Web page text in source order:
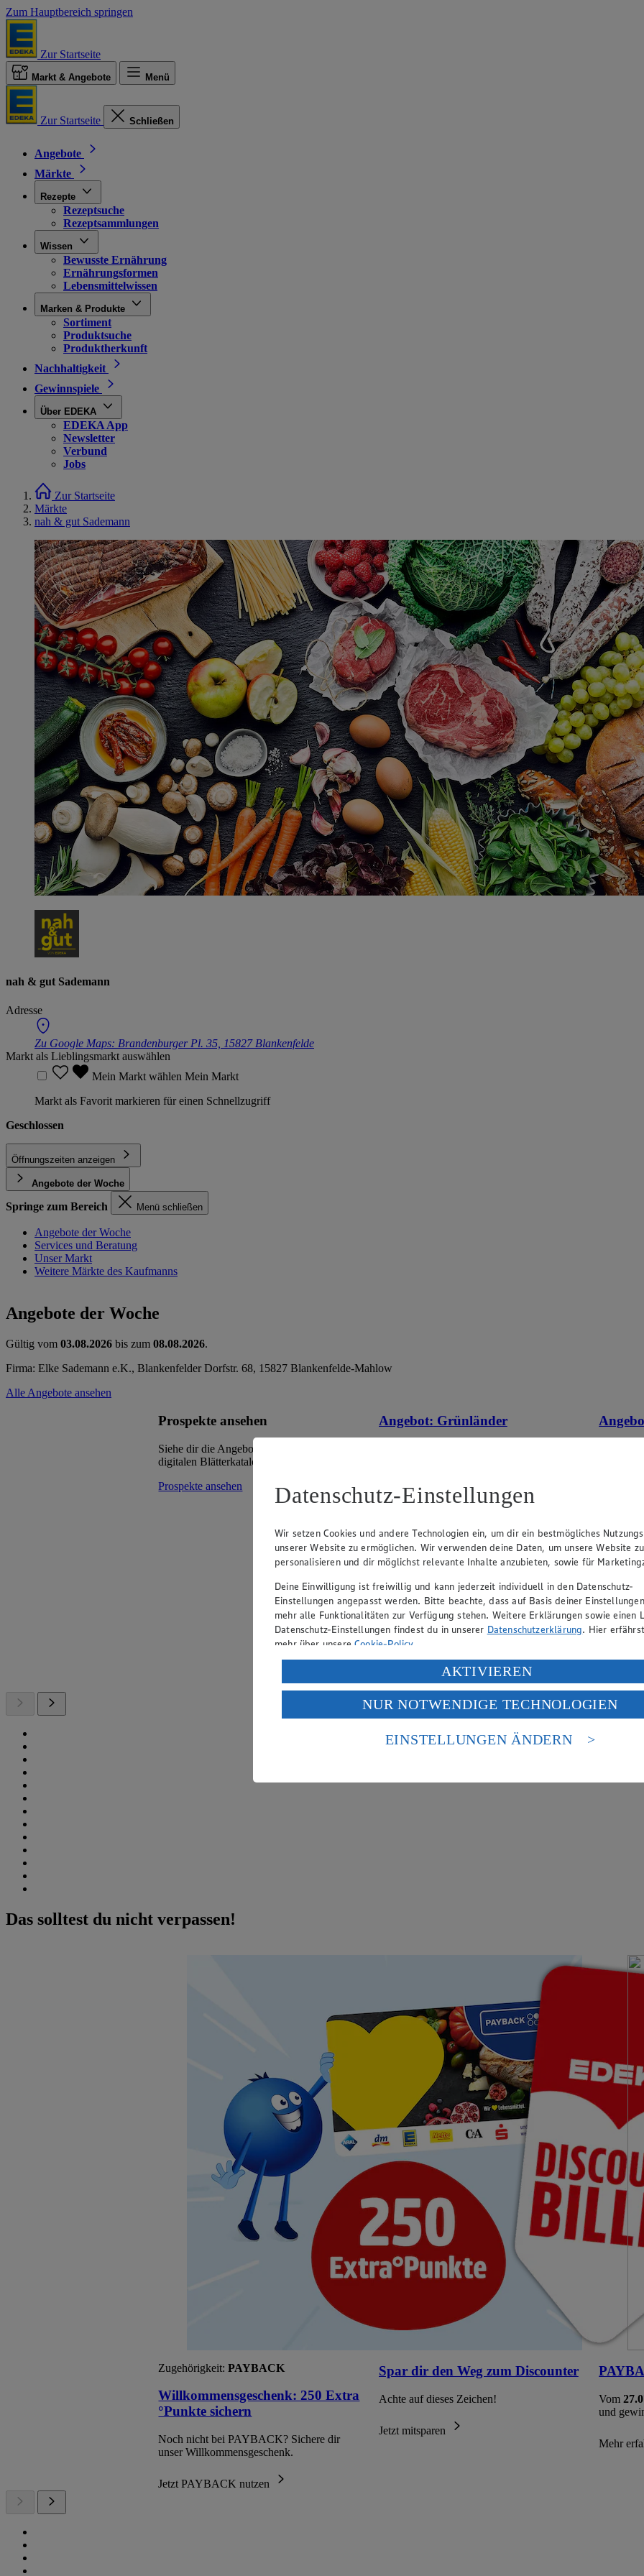
Zum Hauptbereich springen
Zur Startseite
Markt & Angebote Menü
Zur Startseite Schließen
Angebote
Märkte
Rezepte
Rezeptsuche
Rezeptsammlungen
Wissen
Bewusste Ernährung
Ernährungsformen
Lebensmittelwissen
Marken & Produkte
Sortiment
Produktsuche
Produktherkunft
Nachhaltigkeit
Gewinnspiele
Über EDEKA
EDEKA App
Newsletter
Verbund
Jobs
Zur Startseite
Märkte
nah & gut Sademann
nah & gut Sademann
Adresse
Zu Google Maps: Brandenburger Pl. 35, 15827 Blankenfelde
Markt als Lieblingsmarkt auswählen
Mein Markt wählen Mein Markt
Markt als Favorit markieren für einen Schnellzugriff
Geschlossen
Öffnungszeiten anzeigen
Angebote der Woche
Springe zum Bereich Menü schließen
Angebote der Woche
Services und Beratung
Unser Markt
Weitere Märkte des Kaufmanns
Angebote der Woche
Gültig vom 03.08.2026 bis zum 08.08.2026.
Firma: Elke Sademann e.K., Blankenfelder Dorfstr. 68, 15827 Blankenfelde-Mahlow
Alle Angebote ansehen
Prospekte ansehen
Siehe dir die Angebote deines Marktes im
digitalen Blätterkatalog an.
Prospekte ansehen
Angebot: Grünländer
-44% Rabatt)
dt. Schnittkäse, in Würfeln oder Scheiben,
Packung, (1kg = 12,42/10,64)
versch.
Das solltest du nicht verpassen!
Zugehörigkeit: PAYBACK
Willkommensgeschenk: 250 Extra
°Punkte sichern
Noch nicht bei PAYBACK? Sichere dir
unser Willkommensgeschenk.
Jetzt PAYBACK nutzen
Spar dir den Weg zum Discounter
Achte auf dieses Zeichen!
Jetzt mitsparen
Vom
und
Mehr
Datenschutz-Einstellungen
Wir setzen Cookies und andere Technologien ein, um dir ein bestmögliches
unserer Website zu ermöglichen. Wir verwenden deine Daten, um unsere Website zu
personalisieren und dir möglichst relevante Inhalte anzubieten, sowie für
Deine Einwilligung ist freiwillig und kann jederzeit individuell in den Datenschutz-
Einstellungen angepasst werden. Bitte beachte, dass auf Basis deiner
mehr alle Funktionalitäten zur Verfügung stehen. Weitere Erklärungen sowie einen
Datenschutz-Einstellungen findest du in unserer Datenschutzerklärung. Hier
mehr über unsereCookie-Policy.
Verarbeitung deiner personenbezogenen Daten in den USA durch Facebook und
Wenn du auf „Aktivieren“ klickst, willigst du im Sinne des Art. 49 Abs. 1 Satz 1 lit.
ein, dass deine Daten in den USA verarbeitet werden. Der EuGH sieht die USA als
einem nach europäischen Standards nicht angemessenen Datenschutzniveau an. Es
Risiko eines Zugriffs durch US-amerikanische Behörden.
AKTIVIEREN
NUR NOTWENDIGE TECHNOLOGIEN
EINSTELLUNGEN ÄNDERN